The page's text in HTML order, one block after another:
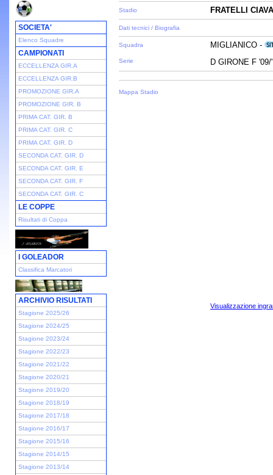
SOCIETA'
Elenco Squadre
CAMPIONATI
ECCELLENZA GIR.A
ECCELLENZA GIR.B
PROMOZIONE GIR.A
PROMOZIONE GIR. B
PRIMA CAT. GIR. B
PRIMA CAT. GIR. C
PRIMA CAT. GIR. D
SECONDA CAT. GIR. D
SECONDA CAT. GIR. E
SECONDA CAT. GIR. F
SECONDA CAT. GIR. C
LE COPPE
Risultati di Coppa
I GOLEADOR
Classifica Marcatori
ARCHIVIO RISULTATI
Stagione 2025/26
Stagione 2024/25
Stagione 2023/24
Stagione 2022/23
Stagione 2021/22
Stagione 2020/21
Stagione 2019/20
Stagione 2018/19
Stagione 2017/18
Stagione 2016/17
Stagione 2015/16
Stagione 2014/15
Stagione 2013/14
Stadio FRATELLI
Dati tecnici / Biografia
Squadra
Serie
MIGLIANICO -
D GIRONE F '09/
Mappa Stadio
Visualizzazione